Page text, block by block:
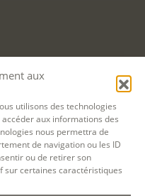
aux
utilisons des technologies
aux informations des
nous permettra de
de navigation ou les ID
ou de retirer son
sur certaines caractéristiques